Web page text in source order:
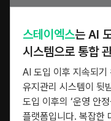
스테이엑스는 AI
시스템으로 통합
AI 도입 이후 지속되기
유지관리 시스템이 뒷
도입 이후의 ‘운영 안
플랫폼입니다. 복잡한